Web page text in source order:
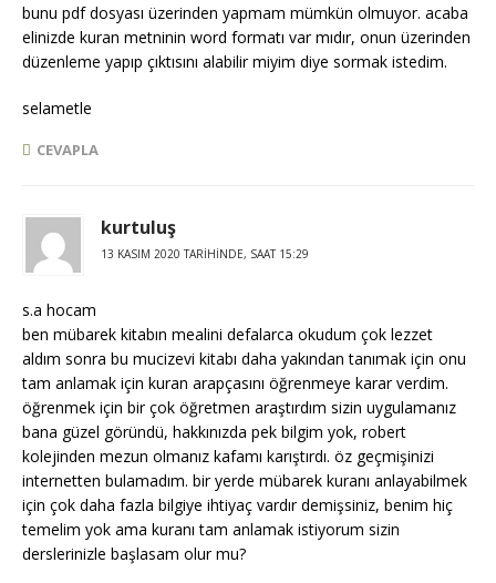
bunu pdf dosyası üzerinden yapmam mümkün olmuyor. acaba
elinizde kuran metninin word formatı var mıdır, onun üzerinden
düzenleme yapıp çıktısını alabilir miyim diye sormak istedim.
selametle
CEVAPLA
kurtuluş
13 KASIM 2020 TARIHINDE, SAAT 15:29
s.a hocam
ben mübarek kitabın mealini defalarca okudum çok lezzet
aldım sonra bu mucizevi kitabı daha yakından tanımak için onu
tam anlamak için kuran arapçasını öğrenmeye karar verdim.
öğrenmek için bir çok öğretmen araştırdım sizin uygulamanız
bana güzel göründü, hakkınızda pek bilgim yok, robert
kolejinden mezun olmanız kafamı karıştırdı. öz geçmişinizi
internetten bulamadım. bir yerde mübarek kuranı anlayabilmek
için çok daha fazla bilgiye ihtiyaç vardır demişsiniz, benim hiç
temelim yok ama kuranı tam anlamak istiyorum sizin
derslerinizle başlasam olur mu?